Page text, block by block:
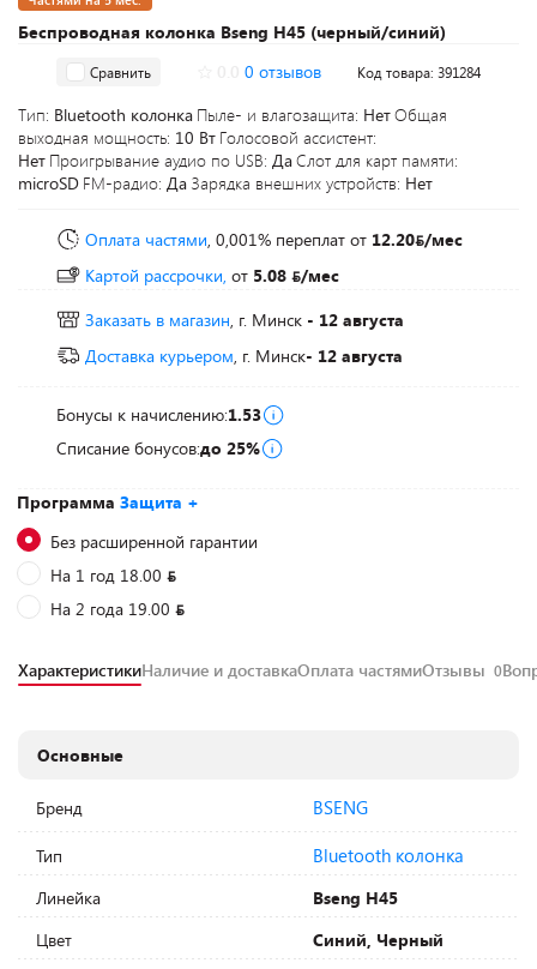
Беспроводная колонка Bseng H45 (черный/синий)
Программа Защита +
Без расширенной гарантии
На 1 год 18.00
На 2 года 19.00
Сравнить 0 отзывов Код товара: 391284
Тип: Bluetooth колонка Пыле- и влагозащита: НетОбщая
выходная мощность: 10 Вт Голосовой ассистент:
Нет Проигрывание аудио по USB: ДаСлот для карт памяти:
microSD FM-радио: Да Зарядка внешних устройств: Нет
Оплата частями, 0,001% переплат от 12.20 /мес
Картой рассрочки, от 5.08
/мес
Заказать в магазин, г. Минск - 12 августа
Доставка курьером, г. Минск- 12 августа
Бонусы к начислению:1.53
Списание бонусов:до 25%
ХарактеристикиНаличие и доставкаОплата частямиОтзывы 0
Основные
Бренд BSENG
Тип Bluetooth колонка
Линейка
Bseng H45
Цвет
Синий, Черный